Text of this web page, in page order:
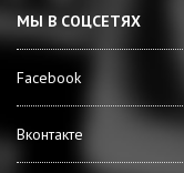
МЫ В СОЦСЕТЯХ
Facebook
Вконтакте